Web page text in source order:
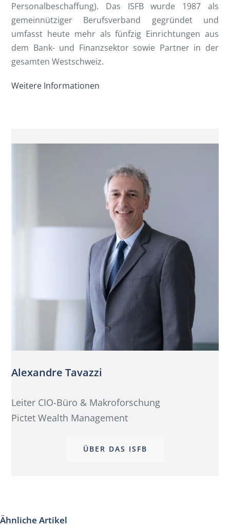
Personalbeschaffung). Das ISFB wurde 1987 als
gemeinnütziger Berufsverband gegründet und
umfasst heute mehr als fünfzig Einrichtungen aus
dem Bank- und Finanzsektor sowie Partner in der
gesamten Westschweiz.
Weitere Informationen
Alexandre Tavazzi
Leiter CIO-Büro & Makroforschung
Pictet Wealth Management
ÜBER DAS ISFB
Ähnliche Artikel